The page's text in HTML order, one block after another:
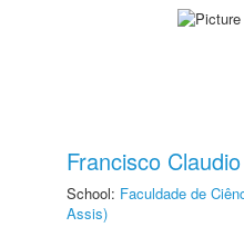
Francisco
School: Faculdade de
Assis)